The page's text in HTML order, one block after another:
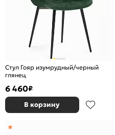
Стул Гояр изумрудный/черный
глянец
6 460₽
В корзину